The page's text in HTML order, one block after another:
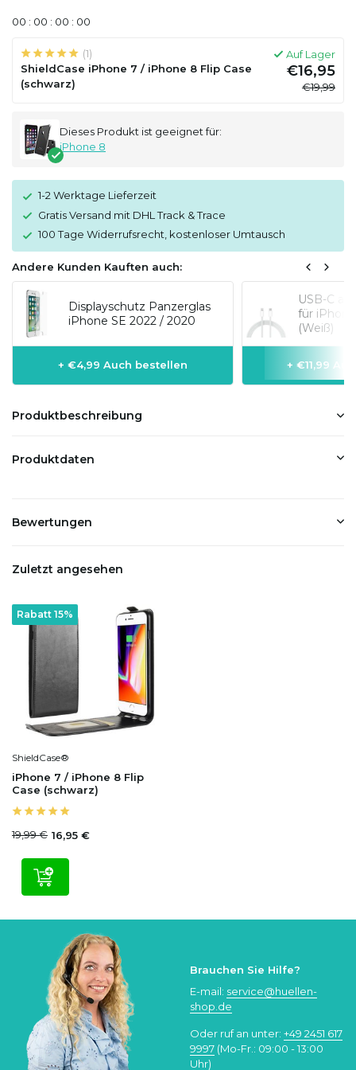
00 : 00 : 00 : 00
(1)
ShieldCase iPhone 7 / iPhone 8 Flip Case
(schwarz)
Auf Lager
€16,95
€19,99
Dieses Produkt ist geeignet für:
iPhone 8
1-2 Werktage Lieferzeit
Gratis Versand mit DHL Track & Trace
100 Tage Widerrufsrecht, kostenloser Umtausch
Andere Kunden Kauften auch:
Displayschutz Panzerglas
iPhone SE 2022 / 2020
+ €4,99 Auch bestellen
USB-C
für
(Weiß)
+ €11,99
Produktbeschreibung
Produktdaten
Bewertungen
Zuletzt angesehen
Rabatt 15%
ShieldCase®
iPhone 7 / iPhone 8 Flip
Case (schwarz)
19,99 € 16,95 €
Brauchen Sie Hilfe?
E-mail: service@huellen-
shop.de
Oder ruf an unter: +49 2451 617
9997 (Mo-Fr.: 09:00 - 13:00
Uhr)